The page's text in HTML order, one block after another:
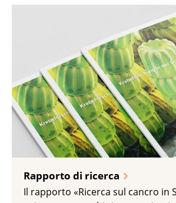
Rapporto di ricerca
Il rapporto «Ricerca sul cancro in